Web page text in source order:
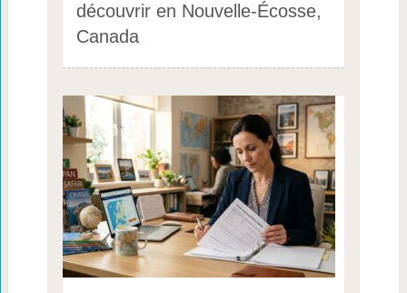
découvrir en Nouvelle-Écosse,
Canada